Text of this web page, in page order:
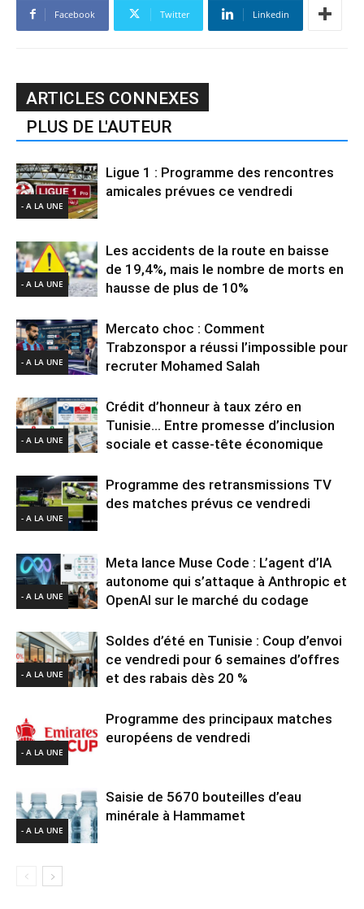
Facebook Twitter Linkedin
ARTICLES CONNEXES
PLUS DE L'AUTEUR
- A LA UNE
Ligue 1 : Programme des rencontres
amicales prévues ce vendredi
- A LA UNE
Les accidents de la route en baisse
de 19,4%, mais le nombre de morts en
hausse de plus de 10%
- A LA UNE
Mercato choc : Comment
Trabzonspor a réussi l’impossible pour
recruter Mohamed Salah
- A LA UNE
Crédit d’honneur à taux zéro en
Tunisie… Entre promesse d’inclusion
sociale et casse-tête économique
- A LA UNE
Programme des retransmissions TV
des matches prévus ce vendredi
- A LA UNE
Meta lance Muse Code : L’agent d’IA
autonome qui s’attaque à Anthropic et
OpenAI sur le marché du codage
- A LA UNE
Soldes d’été en Tunisie : Coup d’envoi
ce vendredi pour 6 semaines d’offres
et des rabais dès 20 %
- A LA UNE
Programme des principaux matches
européens de vendredi
- A LA UNE
Saisie de 5670 bouteilles d’eau
minérale à Hammamet